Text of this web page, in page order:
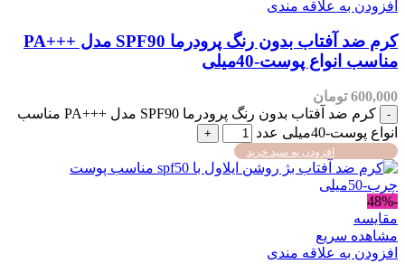
افزودن به علاقه مندی
کرم ضد آفتاب بدون رنگ پرودرما SPF90 مدل +++PA
مناسب انواع پوست-40میلی
600,000 تومان
کرم ضد آفتاب بدون رنگ پرودرما SPF90 مدل +++PA مناسب
انواع پوست-40میلی عدد
افزودن به سبد خرید
-48%
مقایسه
مشاهده سریع
افزودن به علاقه مندی